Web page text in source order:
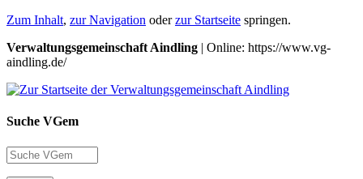
Zum Inhalt, zur Navigation oderzur Startseite springen.
Verwaltungsgemeinschaft Aindling | Online: https://www.vg-
aindling.de/
Suche VGem